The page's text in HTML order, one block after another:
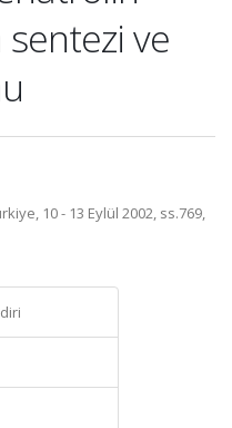
ve
10 - 13 Eylül 2002, ss.769,